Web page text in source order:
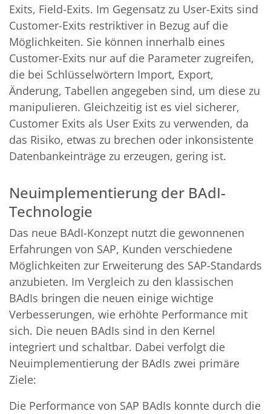
Exits, Field-Exits. Im Gegensatz zu User-Exits sind
Customer-Exits restriktiver in Bezug auf die
Möglichkeiten. Sie können innerhalb eines
Customer-Exits nur auf die Parameter zugreifen,
die bei Schlüsselwörtern Import, Export,
Änderung, Tabellen angegeben sind, um diese zu
manipulieren. Gleichzeitig ist es viel sicherer,
Customer Exits als User Exits zu verwenden, da
das Risiko, etwas zu brechen oder inkonsistente
Datenbankeinträge zu erzeugen, gering ist.
Neuimplementierung der BAdI-
Technologie
Das neue BAdI-Konzept nutzt die gewonnenen
Erfahrungen von SAP, Kunden verschiedene
Möglichkeiten zur Erweiterung des SAP-Standards
anzubieten. Im Vergleich zu den klassischen
BAdIs bringen die neuen einige wichtige
Verbesserungen, wie erhöhte Performance mit
sich. Die neuen BAdIs sind in den Kernel
integriert und schaltbar. Dabei verfolgt die
Neuimplementierung der BAdIs zwei primäre
Ziele:
Die Performance von SAP BAdIs konnte durch die